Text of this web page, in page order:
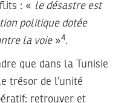
: « le désastre est
politique dotée
la voie»4.
que dans la Tunisie
trésor de l’unité
retrouver et